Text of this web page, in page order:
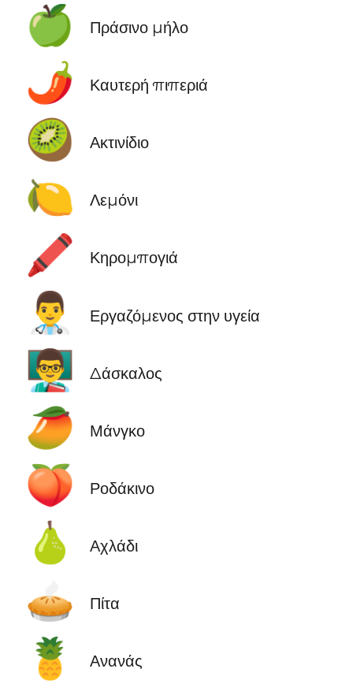
🍏 Πράσινο μήλο
🌶️ Καυτερή πιπεριά
🥝 Ακτινίδιο
🍋 Λεμόνι
🖍️ Κηρομπογιά
👨‍⚕️ Εργαζόμενος στην υγεία
👨‍🏫 Δάσκαλος
🥭 Μάνγκο
🍑 Ροδάκινο
🍐 Αχλάδι
🥧 Πίτα
🍍 Ανανάς